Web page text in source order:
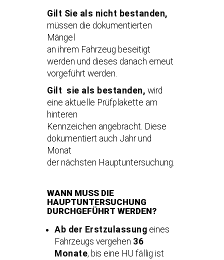
Gilt Sie als nicht bestanden,
müssen die dokumentierten
Mängel
an ihrem Fahrzeug beseitigt
werden und dieses danach erneut
vorgeführt werden.
Gilt sie als bestanden, wird
eine aktuelle Prüfplakette am
hinteren
Kennzeichen angebracht. Diese
dokumentiert auch Jahr und
Monat
der nächsten Hauptuntersuchung.
WANN MUSS DIE
HAUPTUNTERSUCHUNG
DURCHGEFÜHRT WERDEN?
Ab der Erstzulassung eines
Fahrzeugs vergehen 36
Monate, bis eine HU fällig ist